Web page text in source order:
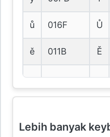
ů 016F Ů
ě 011B Ě
Lebih banyak